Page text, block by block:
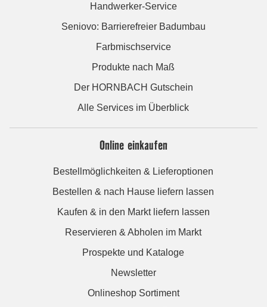
Handwerker-Service
Seniovo: Barrierefreier Badumbau
Farbmischservice
Produkte nach Maß
Der HORNBACH Gutschein
Alle Services im Überblick
Online einkaufen
Bestellmöglichkeiten & Lieferoptionen
Bestellen & nach Hause liefern lassen
Kaufen & in den Markt liefern lassen
Reservieren & Abholen im Markt
Prospekte und Kataloge
Newsletter
Onlineshop Sortiment